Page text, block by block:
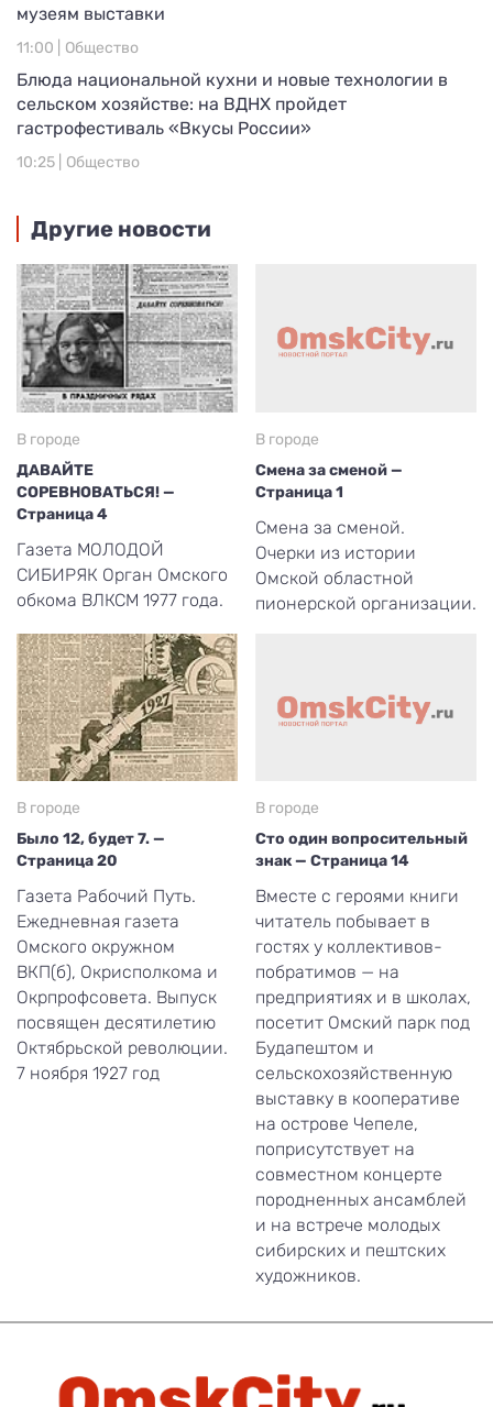
музеям выставки
11:00 | Общество
Блюда национальной кухни и новые технологии в
сельском хозяйстве: на ВДНХ пройдет
гастрофестиваль «Вкусы России»
10:25 | Общество
Другие новости
В городе
ДАВАЙТЕ
СОРЕВНОВАТЬСЯ! —
Страница 4
Газета МОЛОДОЙ
СИБИРЯК Орган Омского
обкома ВЛКСМ 1977 года.
В городе
Смена за сменой —
Страница 1
Смена за сменой.
Очерки из истории
Омской областной
пионерской организации.
В городе
Было 12, будет 7. —
Страница 20
Газета Рабочий Путь.
Ежедневная газета
Омского окружном
ВКП(б), Окрисполкома и
Окрпрофсовета. Выпуск
посвящен десятилетию
Октябрьской революции.
7 ноября 1927 год
В городе
Сто один вопросительный
знак — Страница 14
Вместе с героями книги
читатель побывает в
гостях у коллективов-
побратимов — на
предприятиях и в школах,
посетит Омский парк под
Будапештом и
сельскохозяйственную
выставку в кооперативе
на острове Чепеле,
поприсутствует на
совместном концерте
породненных ансамблей
и на встрече молодых
сибирских и пештских
художников.